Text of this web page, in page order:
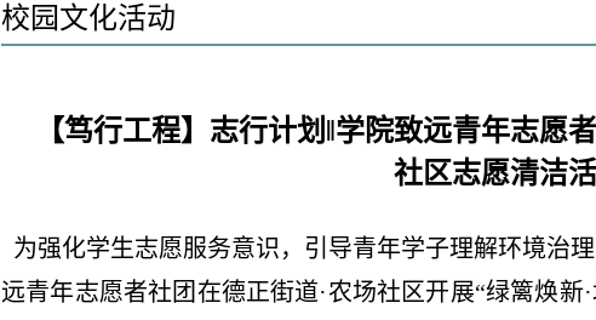
校园文化活动
【笃行工程】志行计划‖学院致远青年志愿
社区志愿清洁
为强化学生志愿服务意识，引导青年学子理解环境治
远青年志愿者社团在德正街道·农场社区开展“绿篱焕新